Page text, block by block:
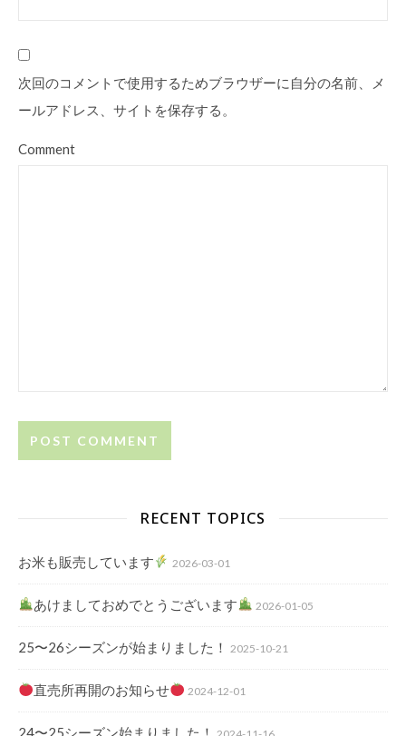
次回のコメントで使用するためブラウザーに自分の名前、メ
ールアドレス、サイトを保存する。
Comment
RECENT TOPICS
お米も販売しています 2026-03-01
あけましておめでとうございます 2026-01-05
25〜26シーズンが始まりました！ 2025-10-21
直売所再開のお知らせ 2024-12-01
24〜25シーズン始まりました！